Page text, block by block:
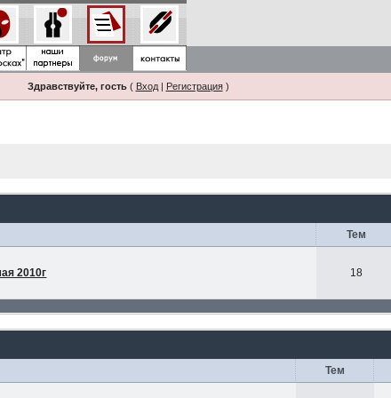
Здравствуйте, гость( Вход| Регистрация)
Тем
2010г 18
Тем